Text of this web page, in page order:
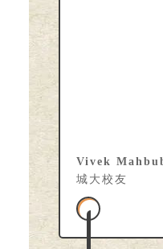
Vivek
城大校友